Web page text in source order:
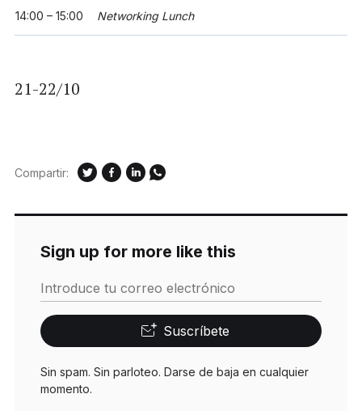
14:00 – 15:00 Networking Lunch
21-22/10
Compartir:
Sign up for more like this
Introduce tu correo electrónico
Suscríbete
Sin spam. Sin parloteo. Darse de baja en cualquier
momento.